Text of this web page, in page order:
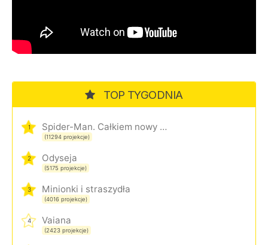
TOP TYGODNIA
1 Spider-Man. Całkiem nowy dzień
(11294 projekcje)
2 Odyseja
(5175 projekcje)
3 Minionki i straszydła
(4016 projekcje)
4 Vaiana
(2423 projekcje)